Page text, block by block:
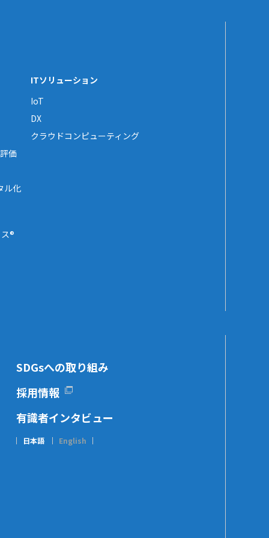
価
ル化
®
ITソリューション
IoT
DX
クラウドコンピューティング
SDGsへの取り組み
採用情報
有識者インタビュー
日本語 English